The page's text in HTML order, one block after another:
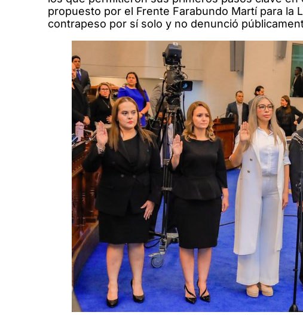
propuesto por el Frente Farabundo Martí para la
contrapeso por sí solo y no denunció